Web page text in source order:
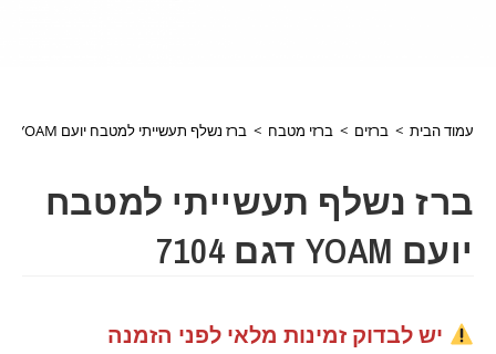
עמוד הבית > ברזים > ברזי מטבח > ברז נשלף תעשייתי למטבח יועם YOAM דגם 7104
ברז נשלף תעשייתי למטבח
יועם YOAM דגם 7104
יש לבדוק זמינות מלאי לפני הזמנה